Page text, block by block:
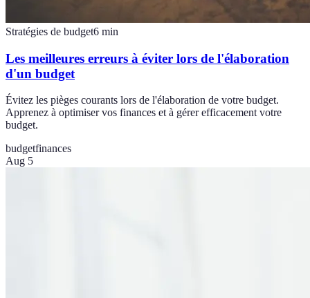
Stratégies de budget6 min
Les meilleures erreurs à éviter lors de l'élaboration
d'un budget
Évitez les pièges courants lors de l'élaboration de votre budget.
Apprenez à optimiser vos finances et à gérer efficacement votre
budget.
budgetfinances
Aug 5